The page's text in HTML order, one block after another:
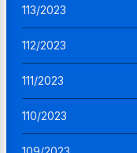
113/2023
112/2023
111/2023
110/2023